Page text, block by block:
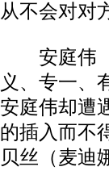
从不会对对
安庭伟（
义、专一、
安庭伟却遭
的插入而不
贝丝（麦迪